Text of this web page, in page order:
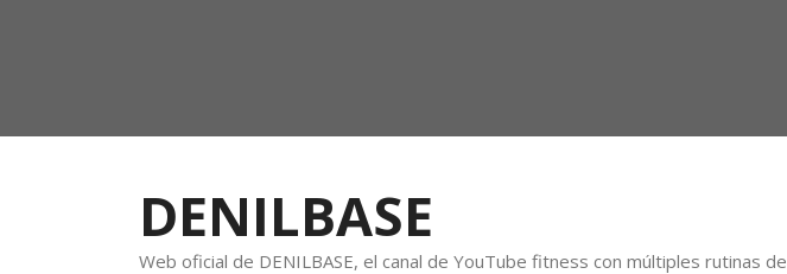
DENILBASE
Web oficial de DENILBASE, el canal de YouTube fitness con múltiples rutinas de